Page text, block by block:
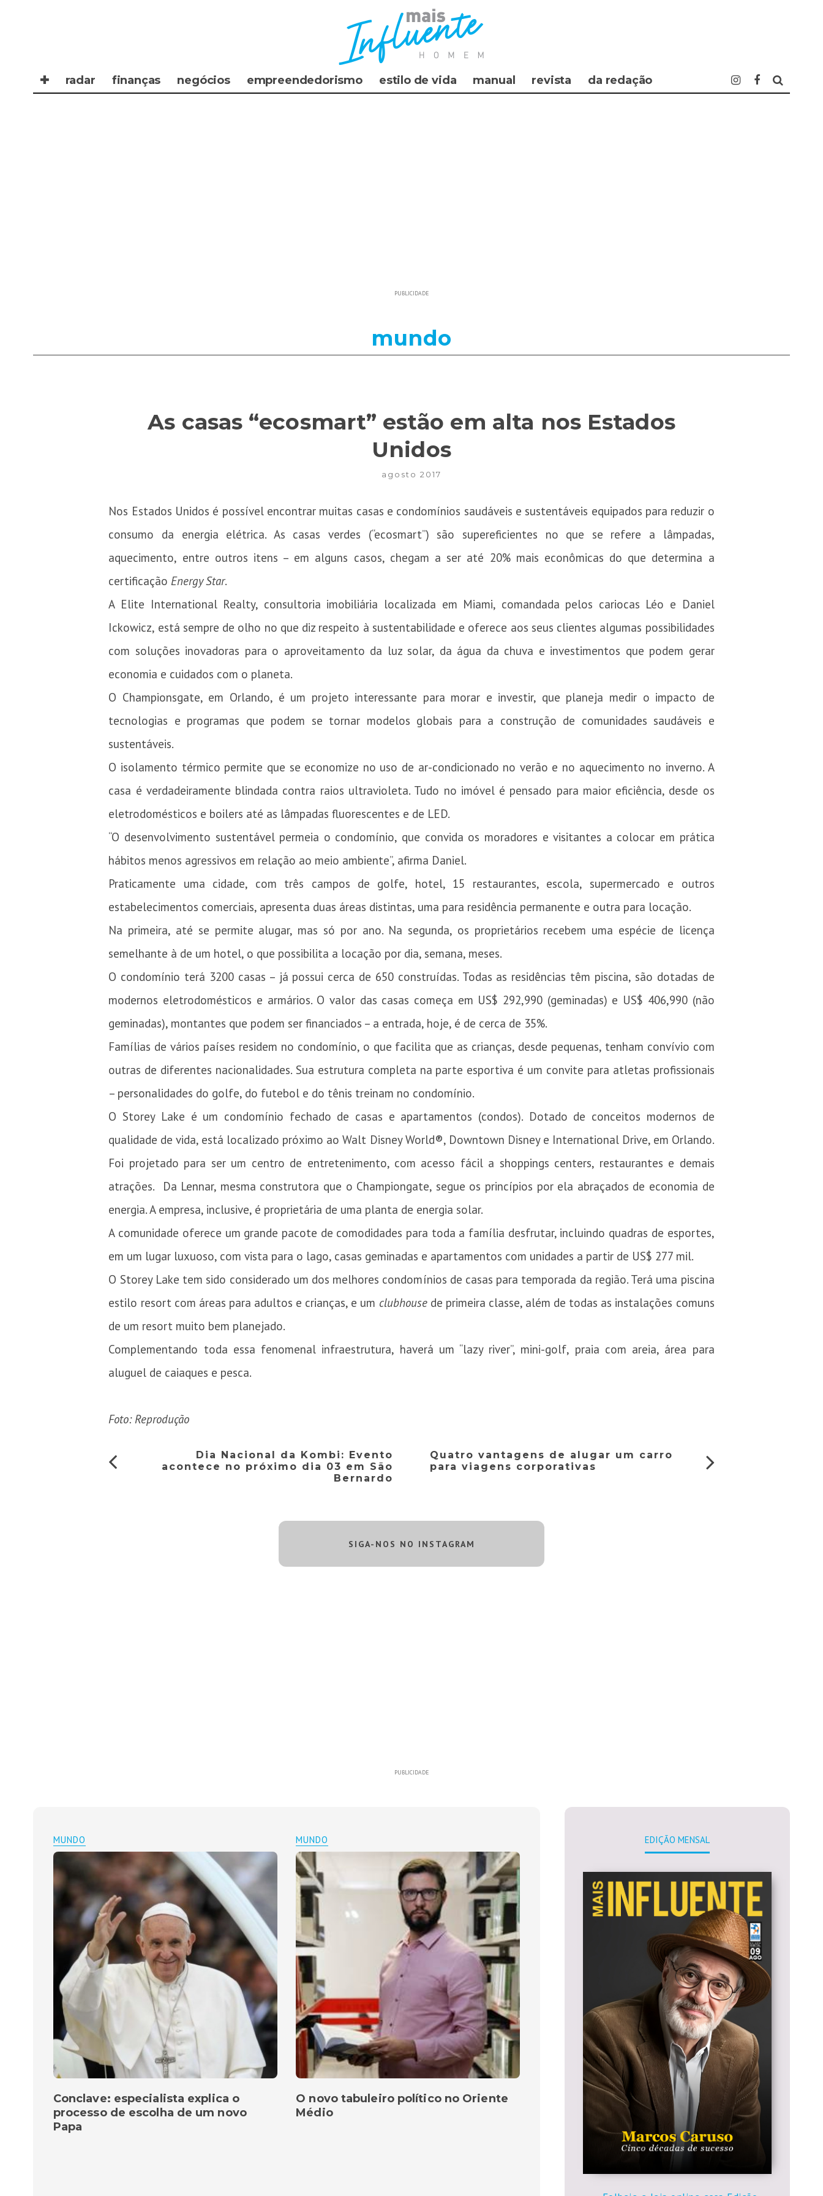
✚ radar finanças negócios empreendedorismo estilo de vida manual revista da redação
PUBLICIDADE
mundo
As casas “ecosmart” estão em alta nos Estados
Unidos
agosto 2017
Nos Estados Unidos é possível encontrar muitas casas e condomínios saudáveis e sustentáveis equipados para reduzir o
consumo da energia elétrica. As casas verdes (“ecosmart”) são supereficientes no que se refere a lâmpadas,
aquecimento, entre outros itens – em alguns casos, chegam a ser até 20% mais econômicas do que determina a
certificaçãoEnergy Star.
A Elite International Realty, consultoria imobiliária localizada em Miami, comandada pelos cariocas Léo e Daniel
Ickowicz, está sempre de olho no que diz respeito à sustentabilidade e oferece aos seus clientes algumas possibilidades
com soluções inovadoras para o aproveitamento da luz solar, da água da chuva e investimentos que podem gerar
economia e cuidados com o planeta.
O Championsgate, em Orlando, é um projeto interessante para morar e investir, que planeja medir o impacto de
tecnologias e programas que podem se tornar modelos globais para a construção de comunidades saudáveis e
sustentáveis.
O isolamento térmico permite que se economize no uso de ar-condicionado no verão e no aquecimento no inverno. A
casa é verdadeiramente blindada contra raios ultravioleta. Tudo no imóvel é pensado para maior eficiência, desde os
eletrodomésticos e boilers até as lâmpadas fluorescentes e de LED.
“O desenvolvimento sustentável permeia o condomínio, que convida os moradores e visitantes a colocar em prática
hábitos menos agressivos em relação ao meio ambiente”, afirma Daniel.
Praticamente uma cidade, com três campos de golfe, hotel, 15 restaurantes, escola, supermercado e outros
estabelecimentos comerciais, apresenta duas áreas distintas, uma para residência permanente e outra para locação.
Na primeira, até se permite alugar, mas só por ano. Na segunda, os proprietários recebem uma espécie de licença
semelhante à de um hotel, o que possibilita a locação por dia, semana, meses.
O condomínio terá 3200 casas – já possui cerca de 650 construídas. Todas as residências têm piscina, são dotadas de
modernos eletrodomésticos e armários. O valor das casas começa em US$ 292,990 (geminadas) e US$ 406,990 (não
geminadas), montantes que podem ser financiados – a entrada, hoje, é de cerca de 35%.
Famílias de vários países residem no condomínio, o que facilita que as crianças, desde pequenas, tenham convívio com
outras de diferentes nacionalidades. Sua estrutura completa na parte esportiva é um convite para atletas profissionais
– personalidades do golfe, do futebol e do tênis treinam no condomínio.
O Storey Lake é um condomínio fechado de casas e apartamentos (condos). Dotado de conceitos modernos de
qualidade de vida, está localizado próximo ao Walt Disney World®, Downtown Disney e International Drive, em Orlando.
Foi projetado para ser um centro de entretenimento, com acesso fácil a shoppings centers, restaurantes e demais
atrações. Da Lennar, mesma construtora que o Championgate, segue os princípios por ela abraçados de economia de
energia. A empresa, inclusive, é proprietária de uma planta de energia solar.
A comunidade oferece um grande pacote de comodidades para toda a família desfrutar, incluindo quadras de esportes,
em um lugar luxuoso, com vista para o lago, casas geminadas e apartamentos com unidades a partir de US$ 277 mil.
O Storey Lake tem sido considerado um dos melhores condomínios de casas para temporada da região. Terá uma piscina
estilo resort com áreas para adultos e crianças, e um clubhousede primeira classe, além de todas as instalações comuns
de um resort muito bem planejado.
Complementando toda essa fenomenal infraestrutura, haverá um “lazy river”, mini-golf, praia com areia, área para
aluguel de caiaques e pesca.
Foto: Reprodução
Dia Nacional da Kombi: Evento
acontece no próximo dia 03 em São
Bernardo
Quatro vantagens de alugar um carro
para viagens corporativas
SIGA-NOS NO INSTAGRAM
PUBLICIDADE
MUNDO
O novo tabuleiro político no Oriente
Médio
MUNDO
Conclave: especialista explica o
processo de escolha de um novo
Papa
EDIÇÃO MENSAL